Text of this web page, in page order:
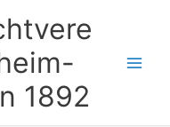
1892